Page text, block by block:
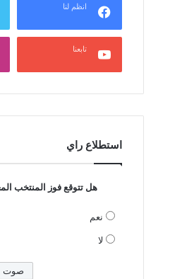
انظم لنا
تابعنا
استطلاع راي
هل تتوقع فوز المنتخب
نعم
لا